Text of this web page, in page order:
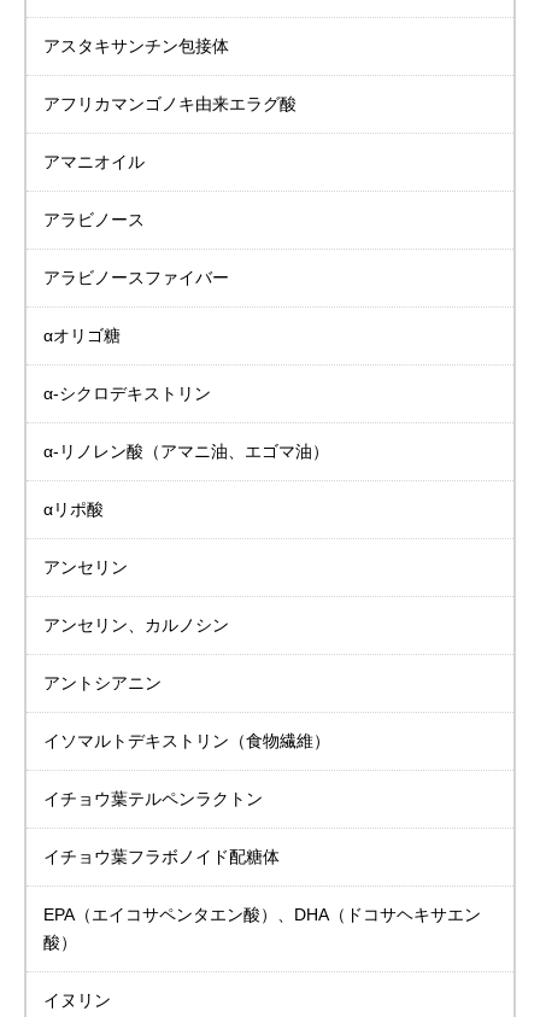
アスタキサンチン包接体
アフリカマンゴノキ由来エラグ酸
アマニオイル
アラビノース
アラビノースファイバー
αオリゴ糖
α-シクロデキストリン
α-リノレン酸 （アマニ油、エゴマ油）
αリポ酸
アンセリン
アンセリン、カルノシン
アントシアニン
イソマルトデキストリン （食物繊維）
イチョウ葉テルペンラクトン
イチョウ葉フラボノイド配糖体
EPA（エイコサペンタエン酸）、DHA（ドコサヘキサエン
酸）
イヌリン